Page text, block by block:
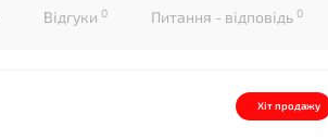
Відгуки 0 Питання - відповідь 0
Хіт продажу